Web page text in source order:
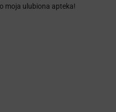
moja ulubiona apteka!